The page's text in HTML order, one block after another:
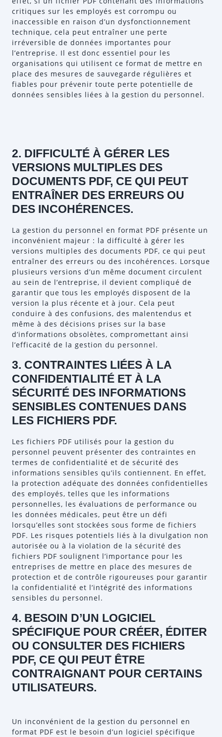
critiques sur les employés est corrompu ou
inaccessible en raison d’un dysfonctionnement
technique, cela peut entraîner une perte
irréversible de données importantes pour
l’entreprise. Il est donc essentiel pour les
organisations qui utilisent ce format de mettre en
place des mesures de sauvegarde régulières et
fiables pour prévenir toute perte potentielle de
données sensibles liées à la gestion du personnel.
2. DIFFICULTÉ À GÉRER LES
VERSIONS MULTIPLES DES
DOCUMENTS PDF, CE QUI PEUT
ENTRAÎNER DES ERREURS OU
DES INCOHÉRENCES.
La gestion du personnel en format PDF présente un
inconvénient majeur : la difficulté à gérer les
versions multiples des documents PDF, ce qui peut
entraîner des erreurs ou des incohérences. Lorsque
plusieurs versions d’un même document circulent
au sein de l’entreprise, il devient compliqué de
garantir que tous les employés disposent de la
version la plus récente et à jour. Cela peut
conduire à des confusions, des malentendus et
même à des décisions prises sur la base
d’informations obsolètes, compromettant ainsi
l’efficacité de la gestion du personnel.
3. CONTRAINTES LIÉES À LA
CONFIDENTIALITÉ ET À LA
SÉCURITÉ DES INFORMATIONS
SENSIBLES CONTENUES DANS
LES FICHIERS PDF.
Les fichiers PDF utilisés pour la gestion du
personnel peuvent présenter des contraintes en
termes de confidentialité et de sécurité des
informations sensibles qu’ils contiennent. En effet,
la protection adéquate des données confidentielles
des employés, telles que les informations
personnelles, les évaluations de performance ou
les données médicales, peut être un défi
lorsqu’elles sont stockées sous forme de fichiers
PDF. Les risques potentiels liés à la divulgation non
autorisée ou à la violation de la sécurité des
fichiers PDF soulignent l’importance pour les
entreprises de mettre en place des mesures de
protection et de contrôle rigoureuses pour garantir
la confidentialité et l’intégrité des informations
sensibles du personnel.
4. BESOIN D’UN LOGICIEL
SPÉCIFIQUE POUR CRÉER, ÉDITER
OU CONSULTER DES FICHIERS
PDF, CE QUI PEUT ÊTRE
CONTRAIGNANT POUR CERTAINS
UTILISATEURS.
Un inconvénient de la gestion du personnel en
format PDF est le besoin d’un logiciel spécifique